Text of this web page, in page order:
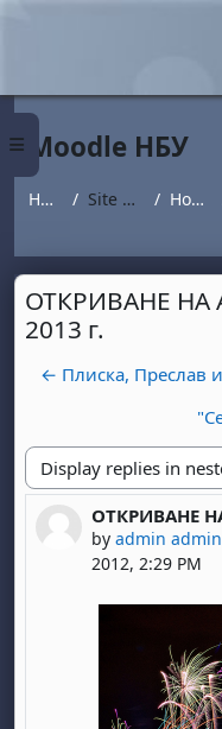
Side panel
Moodle НБУ
Home Site pages Новини
ОТКРИВАНЕ НА
2013 г.
← Плиска, Преслав
Display mode
ОТКРИВАНЕ
by admin admin
2012, 2:29 PM
Number of